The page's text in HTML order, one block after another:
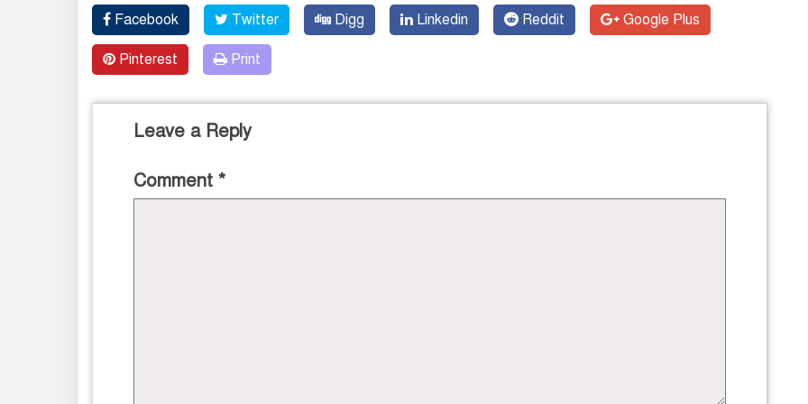
Facebook Twitter Digg Linkedin Reddit Google Plus
Pinterest Print
Leave a Reply
Comment *